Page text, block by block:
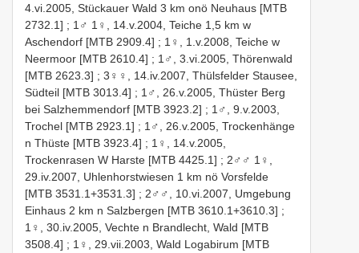
4.vi.2005, Stückauer Wald 3 km onö Neuhaus [MTB
2732.1] ; 1♂ 1♀, 14.v.2004, Teiche 1,5 km w
Aschendorf [MTB 2909.4] ; 1♀, 1.v.2008, Teiche w
Neermoor [MTB 2610.4] ; 1♂, 3.vi.2005, Thörenwald
[MTB 2623.3] ; 3♀♀, 14.iv.2007, Thülsfelder Stausee,
Südteil [MTB 3013.4] ; 1♂, 26.v.2005, Thüster Berg
bei Salzhemmendorf [MTB 3923.2] ; 1♂, 9.v.2003,
Trochel [MTB 2923.1] ; 1♂, 26.v.2005, Trockenhänge
n Thüste [MTB 3923.4] ; 1♀, 14.v.2005,
Trockenrasen W Harste [MTB 4425.1] ; 2♂♂ 1♀,
29.iv.2007, Uhlenhorstwiesen 1 km nö Vorsfelde
[MTB 3531.1+3531.3] ; 2♂♂, 10.vi.2007, Umgebung
Einhaus 2 km n Salzbergen [MTB 3610.1+3610.3] ;
1♀, 30.iv.2005, Vechte n Brandlecht, Wald [MTB
3508.4] ; 1♀, 29.vii.2003, Wald Logabirum [MTB